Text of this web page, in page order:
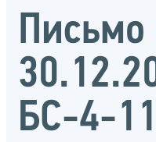
Письмо
БС-4-